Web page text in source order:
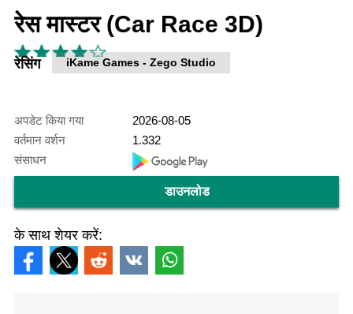
रेस मास्टर (Car Race 3D)
रेसिंग iKame Games - Zego Studio
अपडेट किया गया
2026-08-05
वर्तमान वर्शन
1.332
संसाधन
डाउनलोड
के साथ शेयर करें: